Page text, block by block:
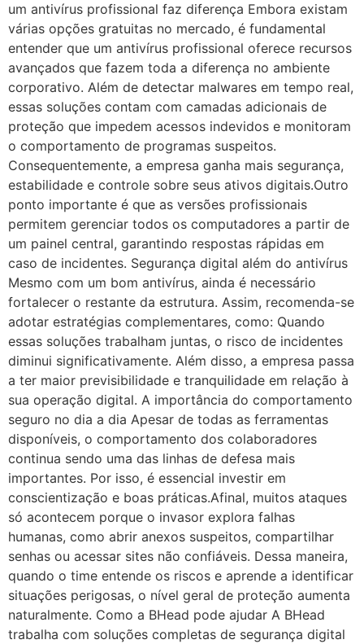
um antivírus profissional faz diferença Embora existam
várias opções gratuitas no mercado, é fundamental
entender que um antivírus profissional oferece recursos
avançados que fazem toda a diferença no ambiente
corporativo. Além de detectar malwares em tempo real,
essas soluções contam com camadas adicionais de
proteção que impedem acessos indevidos e monitoram
o comportamento de programas suspeitos.
Consequentemente, a empresa ganha mais segurança,
estabilidade e controle sobre seus ativos digitais.Outro
ponto importante é que as versões profissionais
permitem gerenciar todos os computadores a partir de
um painel central, garantindo respostas rápidas em
caso de incidentes. Segurança digital além do antivírus
Mesmo com um bom antivírus, ainda é necessário
fortalecer o restante da estrutura. Assim, recomenda-se
adotar estratégias complementares, como: Quando
essas soluções trabalham juntas, o risco de incidentes
diminui significativamente. Além disso, a empresa passa
a ter maior previsibilidade e tranquilidade em relação à
sua operação digital. A importância do comportamento
seguro no dia a dia Apesar de todas as ferramentas
disponíveis, o comportamento dos colaboradores
continua sendo uma das linhas de defesa mais
importantes. Por isso, é essencial investir em
conscientização e boas práticas.Afinal, muitos ataques
só acontecem porque o invasor explora falhas
humanas, como abrir anexos suspeitos, compartilhar
senhas ou acessar sites não confiáveis. Dessa maneira,
quando o time entende os riscos e aprende a identificar
situações perigosas, o nível geral de proteção aumenta
naturalmente. Como a BHead pode ajudar A BHead
trabalha com soluções completas de segurança digital